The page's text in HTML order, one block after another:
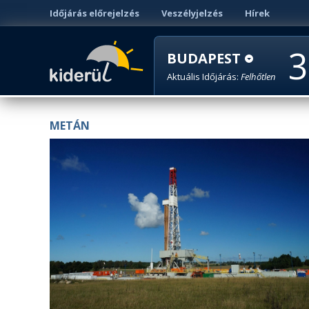
Időjárás előrejelzés Veszélyjelzés Hírek
BUDAPEST
Aktuális Időjárás: Felhőtlen
METÁN